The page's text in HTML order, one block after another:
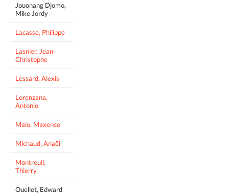
Jouonang Djomo,
Mike Jordy
Lacasse, Philippe
Lasnier, Jean-
Christophe
Lessard, Alexis
Lorenzana,
Antonio
Malo, Maxence
Michaud, Anaël
Montreuil,
Thierry
Ouellet, Edward